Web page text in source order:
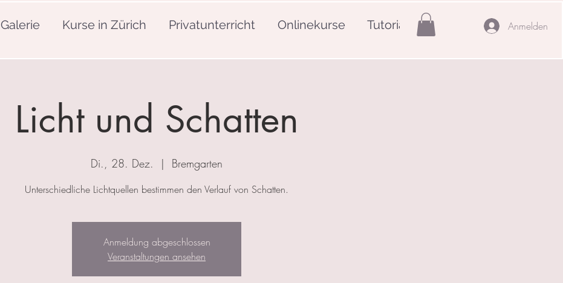
Galerie Kurse in Zürich Privatunterricht Onlinekurse Tutorials Anmelden
Licht und Schatten
Di., 28. Dez.
  |
Bremgarten
Unterschiedliche Lichtquellen bestimmen den Verlauf von Schatten.
Anmeldung abgeschlossen
Veranstaltungen ansehen